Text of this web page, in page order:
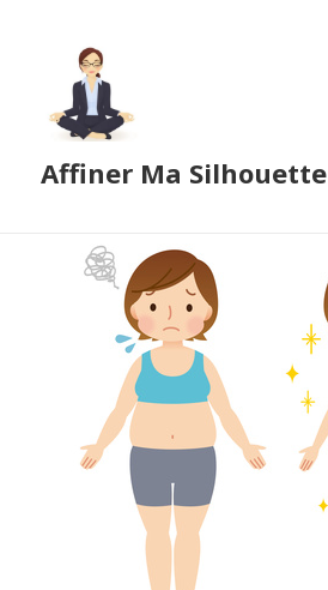
Affiner Ma Silhouette